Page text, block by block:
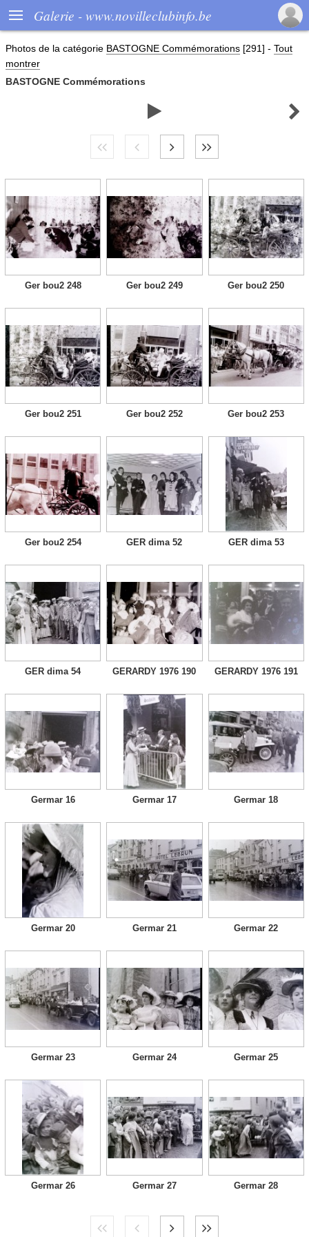
 Galerie - www.novilleclubinfo.be
Photos de la catégorie BASTOGNE Commémorations [291] - Tout
montrer
BASTOGNE Commémorations
 
Ger bou2 248 Ger bou2 249 Ger bou2 250
Ger bou2 251 Ger bou2 252 Ger bou2 253
Ger bou2 254 GER dima 52 GER dima 53
GER dima 54 GERARDY 1976 190 GERARDY 1976 191
Germar 16 Germar 17 Germar 18
Germar 20 Germar 21 Germar 22
Germar 23 Germar 24 Germar 25
Germar 26 Germar 27 Germar 28